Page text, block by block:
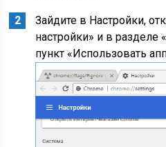
Зайдите в Настройки,
настройки» и в разделе
пункт «Использовать